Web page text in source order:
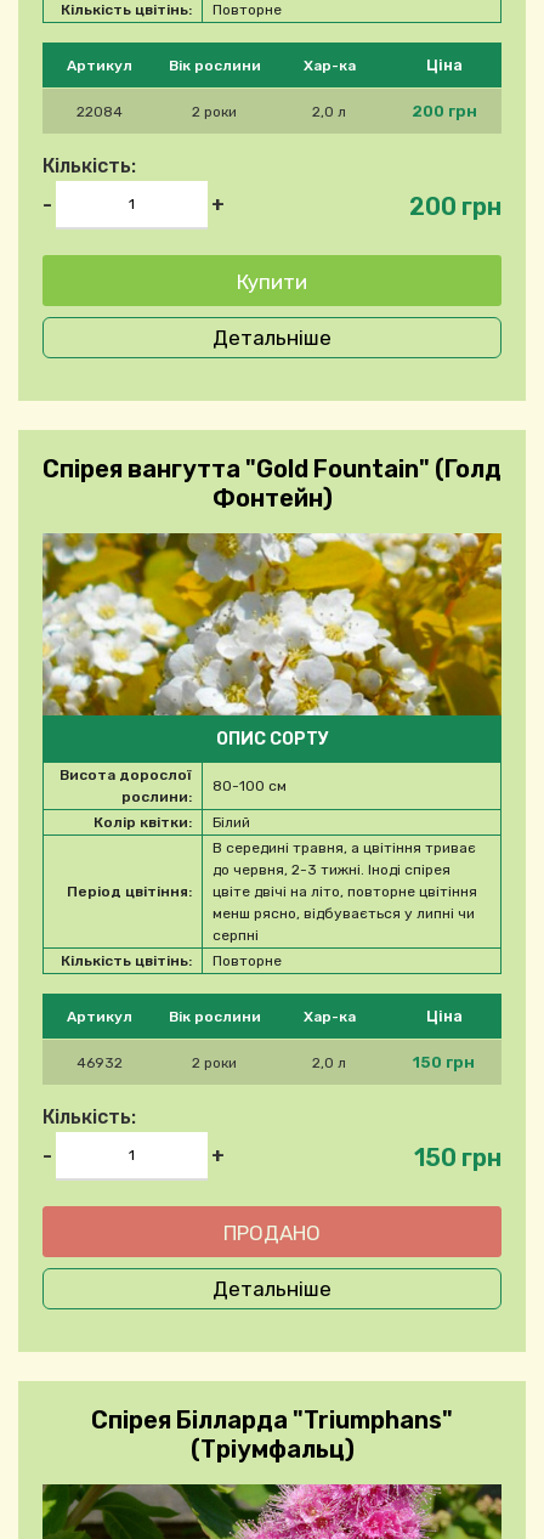
Будь ласка, виберіть продукт
Артикул Вік рослини Хар-ка Ціна
22084 2 роки 2,0 л 200 грн
Кількість:
-
+ 200 грн
Кількість цвітінь: Повторне
Детальніше
Спірея вангутта "Gold Fountain" (Голд
Фонтейн)
Будь ласка, виберіть продукт
Артикул Вік рослини Хар-ка Ціна
46932 2 роки 2,0 л 150 грн
Кількість:
-
+ 150 грн
ОПИС СОРТУ
Висота дорослої
рослини:
80-100 см
Колір квітки: Білий
Період цвітіння:
В середині травня, а цвітіння триває
до червня, 2-3 тижні. Іноді спірея
цвіте двічі на літо, повторне цвітіння
менш рясно, відбувається у липні чи
серпні
Кількість цвітінь:
Повторне
Детальніше
Спірея Білларда "Triumphans"
(Тріумфальц)